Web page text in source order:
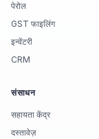
पेरोल
GST फाइलिंग
इन्वेंटरी
CRM
संसाधन
सहायता केंद्र
दस्तावेज़